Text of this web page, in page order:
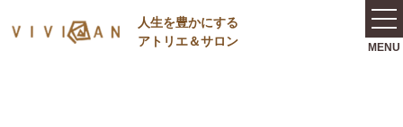
⼈⽣を豊かにする
アトリエ＆サロン